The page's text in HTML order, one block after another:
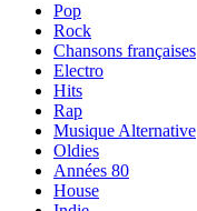
Pop
Rock
Chansons françaises
Electro
Hits
Rap
Musique Alternative
Oldies
Années 80
House